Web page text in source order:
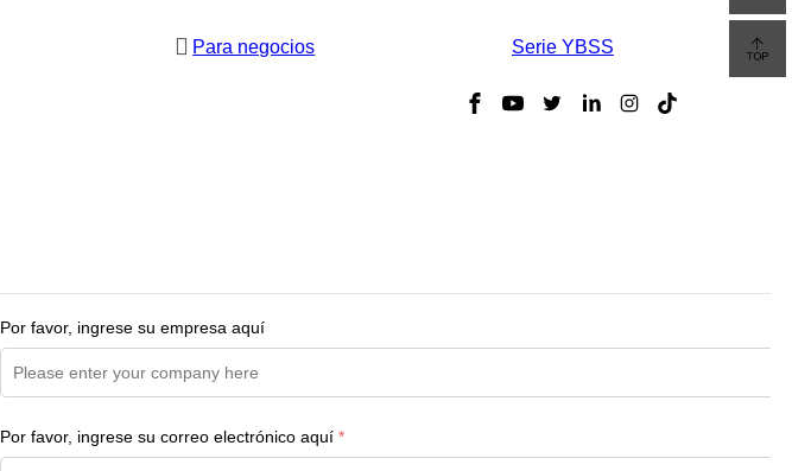
Para negocios Serie YBSS
Por favor, ingrese su empresa aquí
Por favor, ingrese su correo electrónico aquí *